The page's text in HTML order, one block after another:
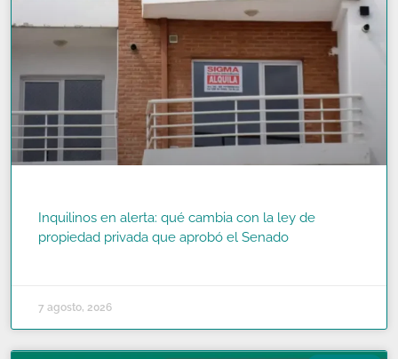
Inquilinos en alerta: qué cambia con la ley de
propiedad privada que aprobó el Senado
7 agosto, 2026